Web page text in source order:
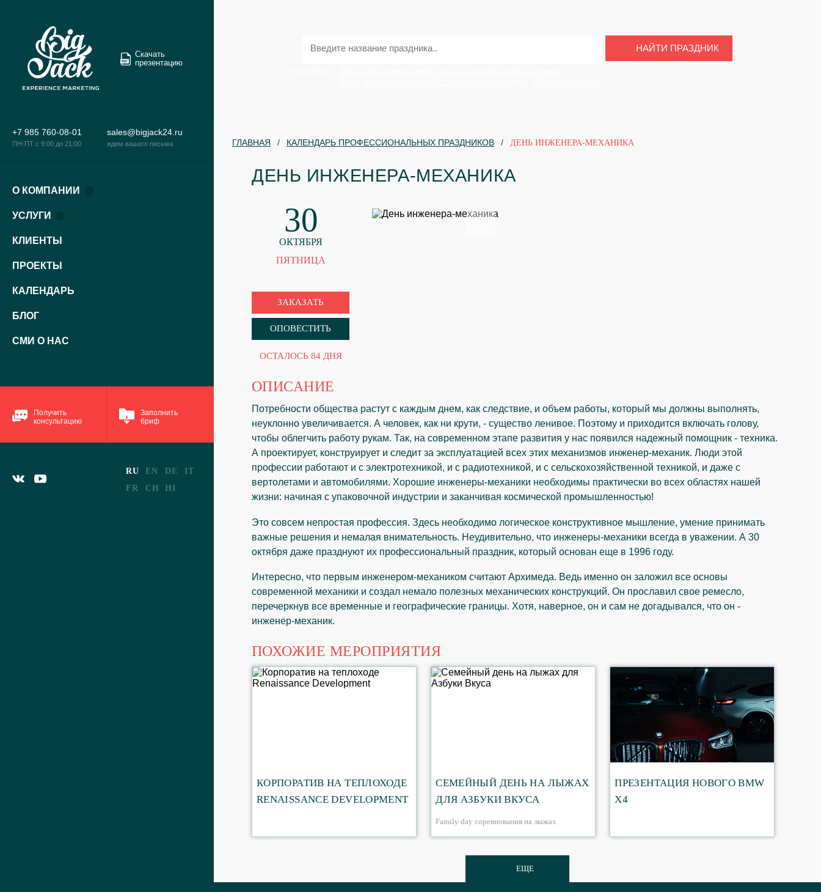
Скачать
презентацию
+7 985 760-08-01
ПН-ПТ c 9:00 до 21:00
sales@bigjack24.ru
ждем вашего письма
О КОМПАНИИ
УСЛУГИ
КЛИЕНТЫ
ПРОЕКТЫ
КАЛЕНДАРЬ
БЛОГ
СМИ О НАС
Получить
консультацию
Заполнить
бриф
RU EN DE
IT
FR
CH HI
НАЙТИ ПРАЗДНИК
ГЛАВНАЯ КАЛЕНДАРЬ ПРОФЕССИОНАЛЬНЫХ ПРАЗДНИКОВ ДЕНЬ ИНЖЕНЕРА-МЕХАНИКА
ДЕНЬ ИНЖЕНЕРА-МЕХАНИКА
30
ОКТЯБРЯ
ПЯТНИЦА
ЗАКАЗАТЬ
ОПОВЕСТИТЬ
ОСТАЛОСЬ 84 ДНЯ
ОПИСАНИЕ
Потребности общества растут с каждым днем, как следствие, и объем работы, который мы должны выполнять,
неуклонно увеличивается. А человек, как ни крути, - существо ленивое. Поэтому и приходится включать голову,
чтобы облегчить работу рукам. Так, на современном этапе развития у нас появился надежный помощник - техника.
А проектирует, конструирует и следит за эксплуатацией всех этих механизмов инженер-механик. Люди этой
профессии работают и с электротехникой, и с радиотехникой, и с сельскохозяйственной техникой, и даже с
вертолетами и автомобилями. Хорошие инженеры-механики необходимы практически во всех областях нашей
жизни: начиная с упаковочной индустрии и заканчивая космической промышленностью!
Это совсем непростая профессия. Здесь необходимо логическое конструктивное мышление, умение принимать
важные решения и немалая внимательность. Неудивительно, что инженеры-механики всегда в уважении. А 30
октября даже празднуют их профессиональный праздник, который основан еще в 1996 году.
Интересно, что первым инженером-механиком считают Архимеда. Ведь именно он заложил все основы
современной механики и создал немало полезных механических конструкций. Он прославил свое ремесло,
перечеркнув все временные и географические границы. Хотя, наверное, он и сам не догадывался, что он -
инженер-механик.
ПОХОЖИЕ МЕРОПРИЯТИЯ
КОРПОРАТИВ НА ТЕПЛОХОДЕ
RENAISSANCE DEVELOPMENT
СЕМЕЙНЫЙ ДЕНЬ НА ЛЫЖАХ
ДЛЯ АЗБУКИ ВКУСА
Family day соревнования на лыжах
ПРЕЗЕНТАЦИЯ НОВОГО BMW
X4
ЕЩЕ